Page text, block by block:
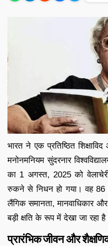
भारत ने एक प्रतिष्ठित
मनोनमनियम सुंदरनार
का 1 अगस्त, 2025 को
रुकने से निधन हो गया। वह 86
लैंगिक समानता, मानवाधिकार
बड़ी क्षति के रूप में देखा जा रहा
प्रारंभिक जीवन और